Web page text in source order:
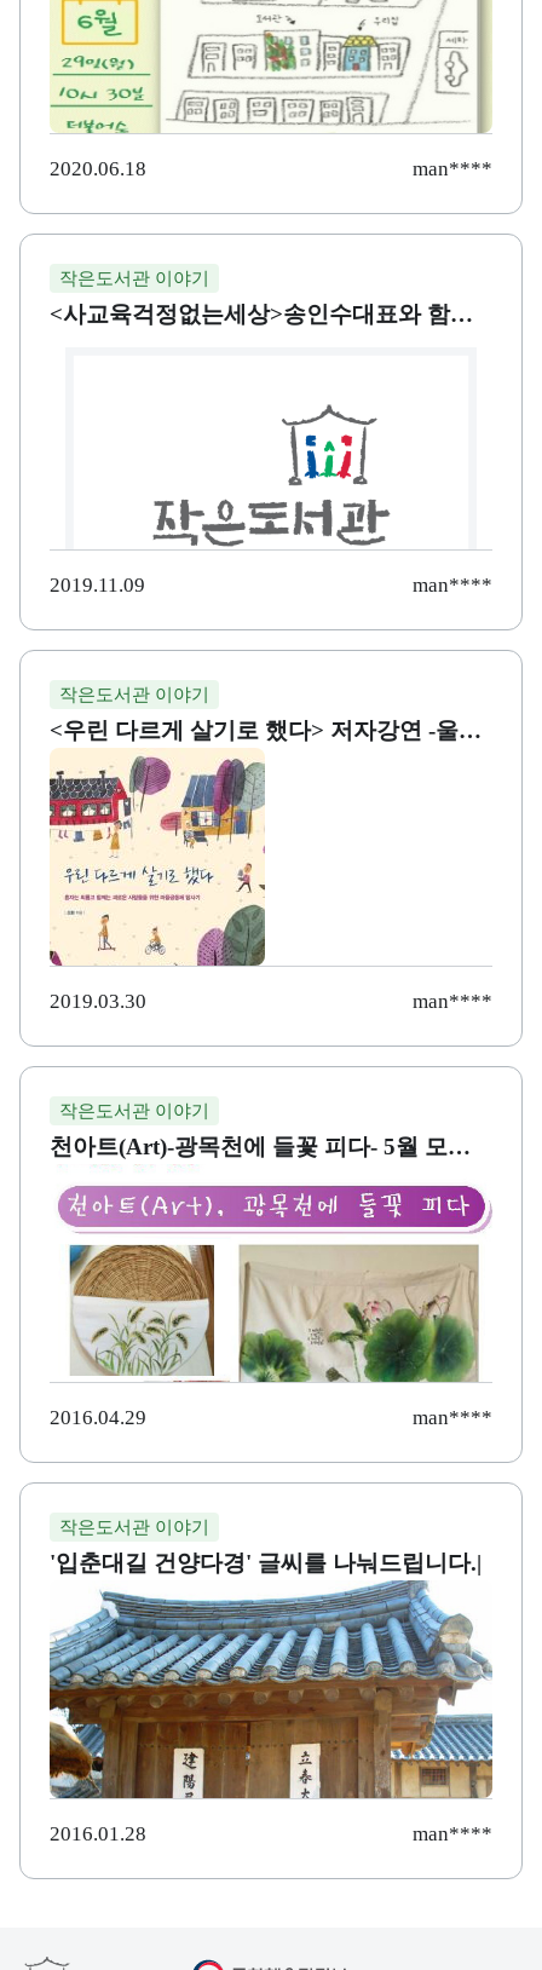
2020.06.18 man****
작은도서관 이야기
<사교육걱정없는세상>송인수대표와 함께
2019.11.09 man****
작은도서관 이야기
<우린 다르게 살기로 했다> 저자강연 -울산
더불어숲작은도서관
2019.03.30 man****
작은도서관 이야기
천아트(Art)-광목천에 들꽃 피다- 5월 모집
중~!
2016.04.29 man****
작은도서관 이야기
'입춘대길 건양다경' 글씨를 나눠드립니다.|
2016.01.28 man****